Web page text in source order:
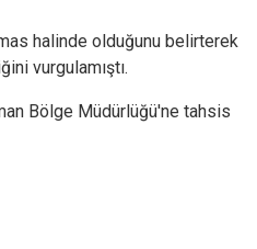
halinde olduğunu belirterek
vurgulamıştı.
Bölge Müdürlüğü'ne tahsis